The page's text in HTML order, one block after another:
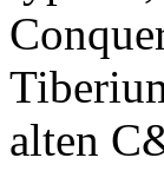
alten